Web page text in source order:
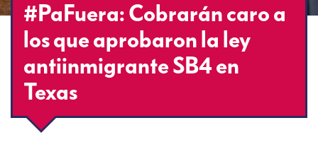
#PaFuera: Cobrarán caro a
los que aprobaron la ley
antiinmigrante SB4 en
Texas